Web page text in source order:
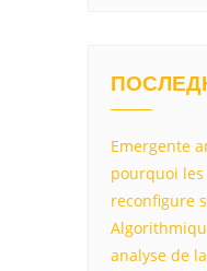
Emergente
pourquoi
reconfigure
analyse de